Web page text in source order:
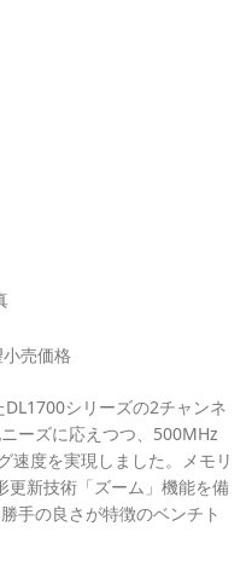
売価格
シリーズの2チャンネ
ーズに応えつつ、500MHz
速度を実現しました。メモリ
新技術「ズーム」機能を備
手の良さが特徴のベンチト